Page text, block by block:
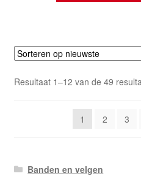
Resultaat 1–12 van de 49
1
2 3
Banden en velgen